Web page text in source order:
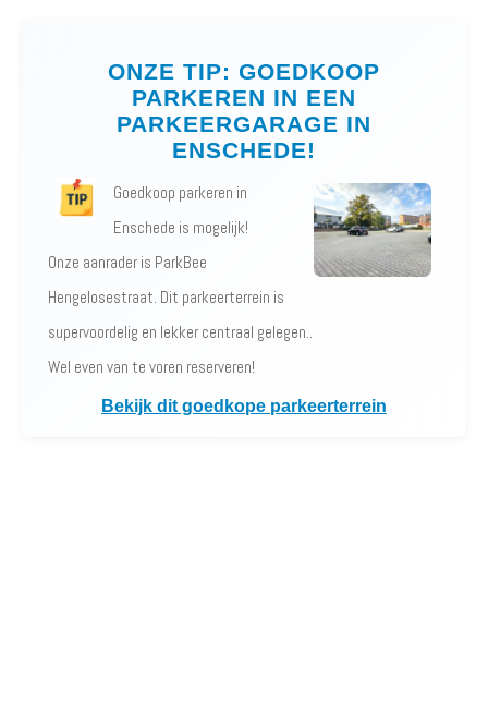
ONZE TIP: GOEDKOOP
PARKEREN IN EEN
PARKEERGARAGE IN
ENSCHEDE!
Goedkoop parkeren in
Enschede is mogelijk!
Onze aanrader is ParkBee
Hengelosestraat. Dit parkeerterrein is
supervoordelig en lekker centraal gelegen..
Wel even van te voren reserveren!
Bekijk dit goedkope parkeerterrein